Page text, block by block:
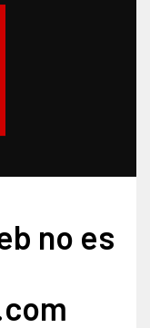
no es